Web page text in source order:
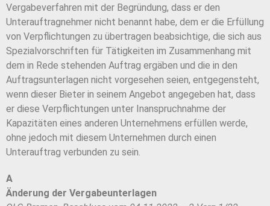
Vergabeverfahren mit der Begründung, dass er den
Unterauftragnehmer nicht benannt habe, dem er die Erfüllung
von Verpflichtungen zu übertragen beabsichtige, die sich aus
Spezialvorschriften für Tätigkeiten im Zusammenhang mit
dem in Rede stehenden Auftrag ergäben und die in den
Auftragsunterlagen nicht vorgesehen seien, entgegensteht,
wenn dieser Bieter in seinem Angebot angegeben hat, dass
er diese Verpflichtungen unter Inanspruchnahme der
Kapazitäten eines anderen Unternehmens erfüllen werde,
ohne jedoch mit diesem Unternehmen durch einen
Unterauftrag verbunden zu sein.
A
Änderung der Vergabeunterlagen